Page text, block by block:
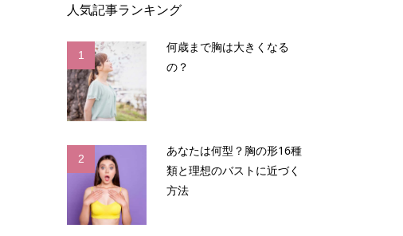
人気記事ランキング
1
何歳まで胸は大きくなる
の？
2
あなたは何型？胸の形16種
類と理想のバストに近づく
方法